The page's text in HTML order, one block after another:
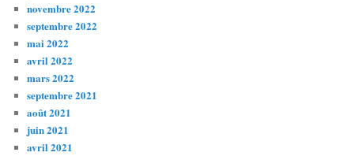
novembre 2022
septembre 2022
mai 2022
avril 2022
mars 2022
septembre 2021
août 2021
juin 2021
avril 2021